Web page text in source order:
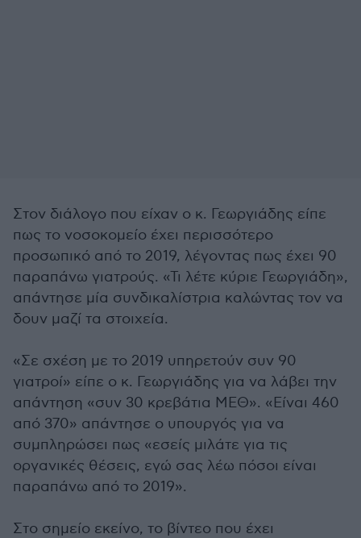
Στον διάλογο που είχαν ο κ. Γεωργιάδης είπε
πως το νοσοκομείο έχει περισσότερο
προσωπικό από το 2019, λέγοντας πως έχει 90
παραπάνω γιατρούς. «Τι λέτε κύριε Γεωργιάδη»,
απάντησε μία συνδικαλίστρια καλώντας τον να
δουν μαζί τα στοιχεία.
«Σε σχέση με το 2019 υπηρετούν συν 90
γιατροί» είπε ο κ. Γεωργιάδης για να λάβει την
απάντηση «συν 30 κρεβάτια ΜΕΘ». «Είναι 460
από 370» απάντησε ο υπουργός για να
συμπληρώσει πως «εσείς μιλάτε για τις
οργανικές θέσεις, εγώ σας λέω πόσοι είναι
παραπάνω από το 2019».
Στο σημείο εκείνο, το βίντεο που έχει